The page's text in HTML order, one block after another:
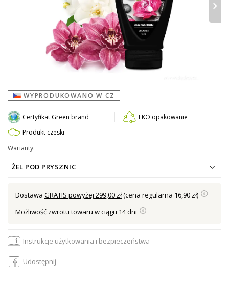
›
WYPRODUKOWANO W CZ
Certyfikat Green brand
EKO opakowanie
Produkt czeski
Warianty:
ŻEL POD PRYSZNIC
Dostawa GRATIS powyżej 299,00 zł(cena regularna 16,90 zł)
Możliwość zwrotu towaru w ciągu 14 dni
Instrukcje użytkowania i bezpieczeństwa
Udostępnij